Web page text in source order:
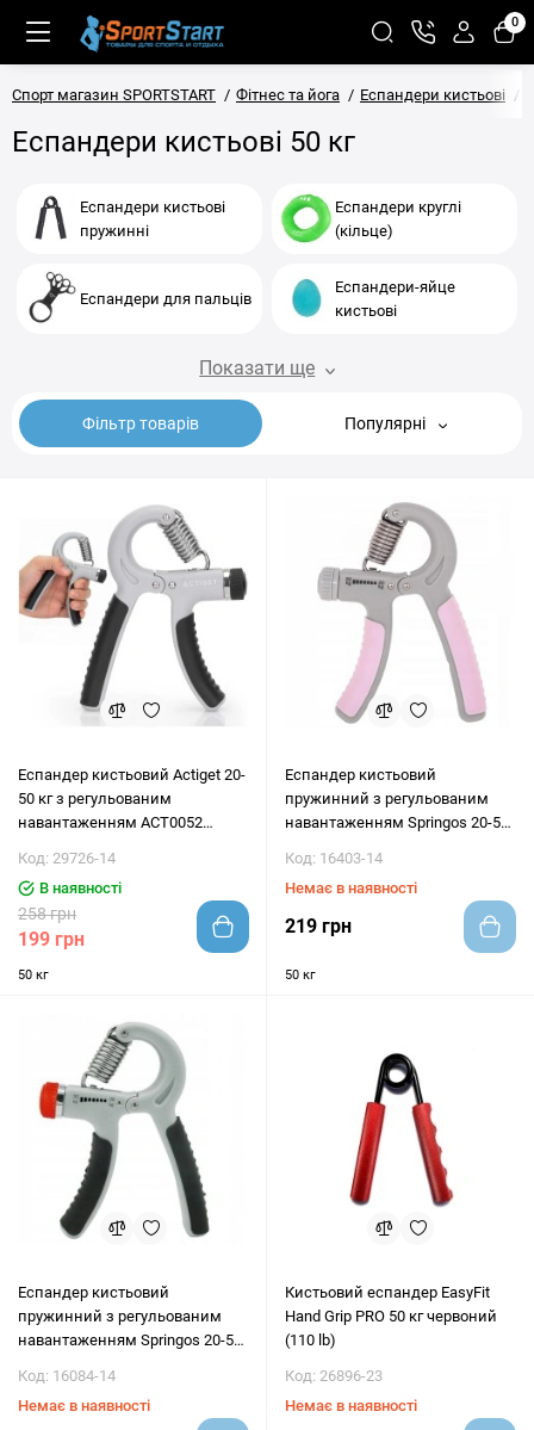
0
Спорт магазин SPORTSTART Фітнес та йога Еспандери кистьові
Еспандери кистьові 50 кг
Еспандери кистьові
пружинні
Еспандери круглі
(кільце)
Еспандери для пальців
Еспандери-яйце
кистьові
Показати ще
Фільтр товарів Популярні
Еспандер кистьовий Actiget 20-
50 кг з регульованим
навантаженням ACT0052
Код: 29726-14
В наявності
258 грн
199 грн
50 кг
Еспандер кистьовий
пружинний з регульованим
навантаженням Springos 20-50
Код: 16403-14
Немає в наявності
219 грн
50 кг
Еспандер кистьовий
пружинний з регульованим
навантаженням Springos 20-50
Код: 16084-14
Немає в наявності
Кистьовий еспандер EasyFit
Hand Grip PRO 50 кг червоний
(110 lb)
Код: 26896-23
Немає в наявності